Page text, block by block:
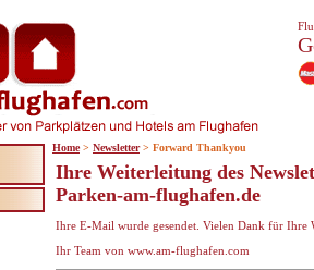
Ihre Weiterleitung des
Parken-am-flughafen.de
Ihre E-Mail wurde gesendet. Vielen Dank für Ihre
Ihr Team von www.am-flughafen.com
Home > Newsletter > Forward Thankyou